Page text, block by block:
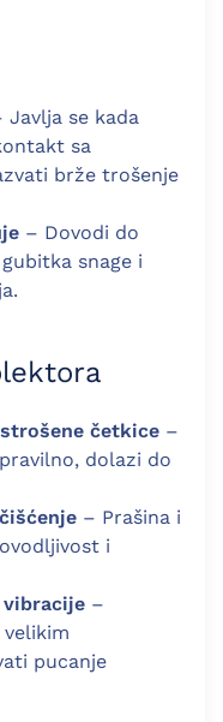
Javlja se kada
sa
brže trošenje
– Dovodi do
snage i
četkice –
dolazi do
– Prašina i
i
vibracije –
pucanje